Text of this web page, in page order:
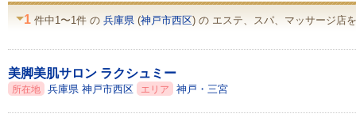
1 件中1〜1件 の 兵庫県 (神戸市西区) の エステ、スパ、マッサージ店
美脚美肌サロン ラクシュミー
所在地 兵庫県 神戸市西区 エリア 神戸・三宮